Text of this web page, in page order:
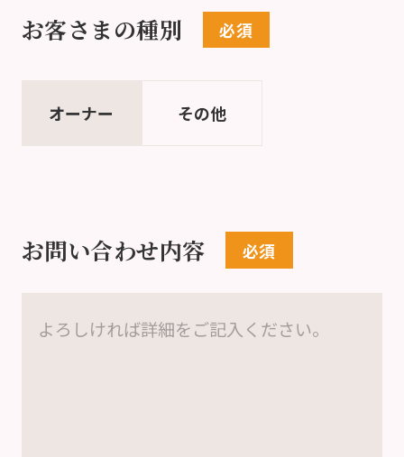
お客さまの種別
オーナー その他
お問い合わせ内容